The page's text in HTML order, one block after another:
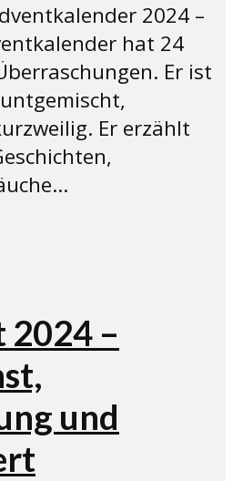
2024 –
hat 24
Er ist
Er erzählt
2024 –
und